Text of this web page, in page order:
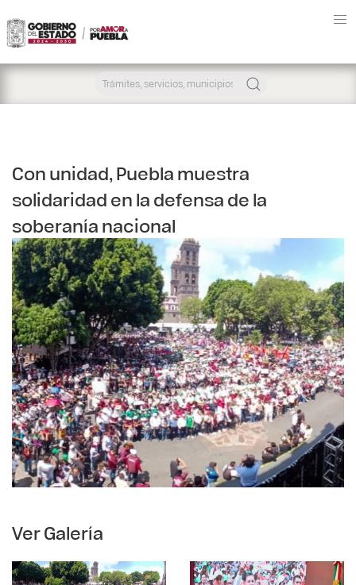
Con unidad, Puebla muestra
solidaridad en la defensa de la
soberanía nacional
Ver Galería